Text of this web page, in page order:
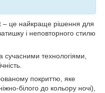
– це найкраще рішення для
і неповторного стилю
сучасними технологіями,
покриттю, яке
білого до кольору ночі),